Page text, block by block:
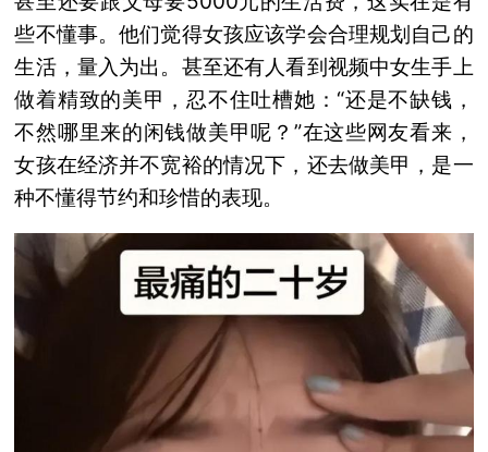
些不懂事。他们觉得女孩应该学会合理规划自己的
生活，量入为出。甚至还有人看到视频中女生手上
做着精致的美甲，忍不住吐槽她：“还是不缺钱，
不然哪里来的闲钱做美甲呢？”在这些网友看来，
女孩在经济并不宽裕的情况下，还去做美甲，是一
种不懂得节约和珍惜的表现。